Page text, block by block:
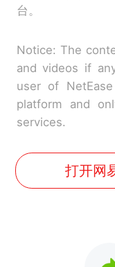
台。
Notice: The
and videos if
user of
platform and
services.
打开网